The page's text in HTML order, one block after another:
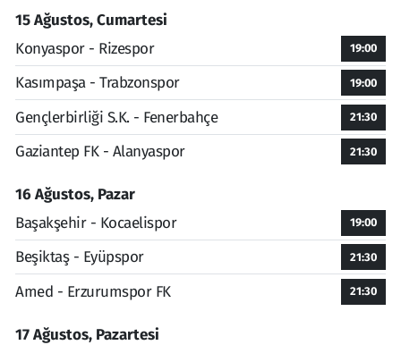
15 Ağustos, Cumartesi
Konyaspor - Rizespor
19:00
Kasımpaşa - Trabzonspor 19:00
Gençlerbirliği S.K. - Fenerbahçe 21:30
Gaziantep FK - Alanyaspor 21:30
16 Ağustos, Pazar
Başakşehir - Kocaelispor
19:00
Beşiktaş - Eyüpspor 21:30
Amed - Erzurumspor FK 21:30
17 Ağustos, Pazartesi